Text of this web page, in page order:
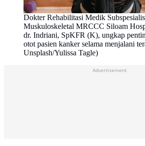
Dokter Rehabilitasi Medik Subspesialis
Muskuloskeletal MRCCC Siloam
dr. Indriani, SpKFR (K), ungkap
otot pasien kanker selama menjalani
Unsplash/Yulissa Tagle)
Advertisement